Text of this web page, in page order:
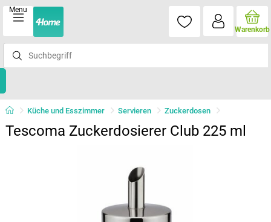
Menu
Warenkorb
Küche und Esszimmer Servieren Zuckerdosen
Tescoma Zuckerdosierer Club 225 ml